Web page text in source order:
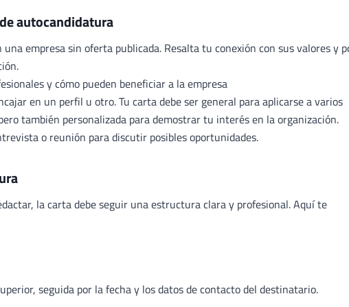
autocandidatura
empresa sin oferta publicada. Resalta tu conexión con sus valores y
y cómo pueden beneficiar a la empresa
en un perfil u otro. Tu carta debe ser general para aplicarse a varios
también personalizada para demostrar tu interés en la organización.
o reunión para discutir posibles oportunidades.
la cartadebe seguir una estructura clara y profesional. Aquí te
seguida por la fecha y los datos de contacto del destinatario.